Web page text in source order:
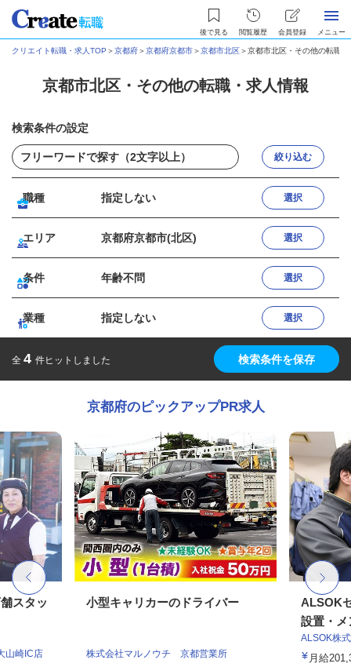
後で見る 閲覧履歴 会員登録 メニュー
クリエイト転職・求人TOP ＞京都府＞京都府京都市＞京都市北区＞京都市北区・その他の転職
京都市北区・その他の転職・求人情報
検索条件の設定
絞り込む
職種 指定しない 選択
エリア 京都府京都市(北区) 選択
条件 年齢不問 選択
業種 指定しない 選択
全 4 件ヒットしました 検索条件を保存
京都府のピックアップPR求人
スタッ
山崎IC店
小型キャリカーのドライバー
株式会社マルノウチ 京都営業所
ALSOK
設置・メ
ALSOK株
月給